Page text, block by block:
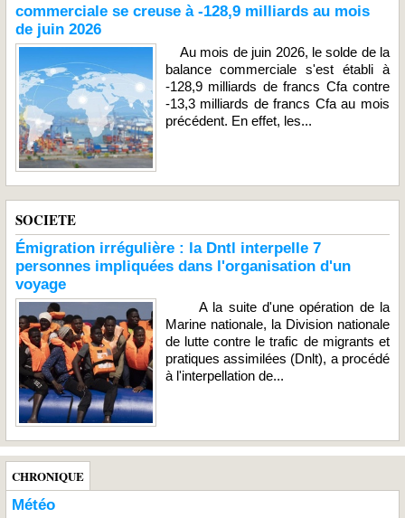
commerciale se creuse à -128,9 milliards au mois
de juin 2026
Au mois de juin 2026, le solde de la
balance commerciale s'est établi à
-128,9 milliards de francs Cfa contre
-13,3 milliards de francs Cfa au mois
précédent. En effet, les...
SOCIETE
Émigration irrégulière : la Dntl interpelle 7
personnes impliquées dans l'organisation d'un
voyage
A la suite d'une opération de la
Marine nationale, la Division nationale
de lutte contre le trafic de migrants et
pratiques assimilées (Dnlt), a procédé
à l'interpellation de...
CHRONIQUE
Météo